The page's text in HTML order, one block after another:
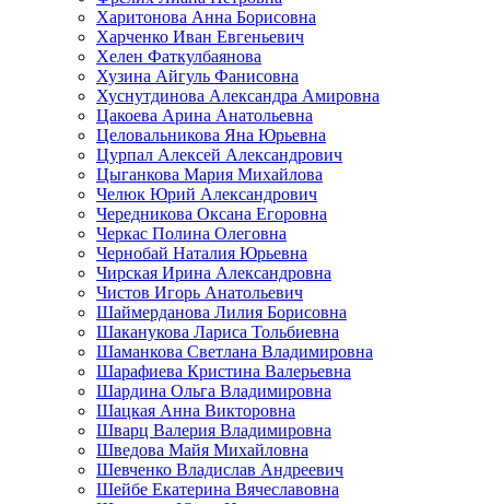
Харитонова Анна Борисовна
Харченко Иван Евгеньевич
Хелен Фаткулбаянова
Хузина Айгуль Фанисовна
Хуснутдинова Александра Амировна
Цакоева Арина Анатольевна
Целовальникова Яна Юрьевна
Цурпал Алексей Александрович
Цыганкова Мария Михайлова
Челюк Юрий Александрович
Чередникова Оксана Егоровна
Черкас Полина Олеговна
Чернобай Наталия Юрьевна
Чирская Ирина Александровна
Чистов Игорь Анатольевич
Шаймерданова Лилия Борисовна
Шаканукова Лариса Тольбиевна
Шаманкова Светлана Владимировна
Шарафиева Кристина Валерьевна
Шардина Ольга Владимировна
Шацкая Анна Викторовна
Шварц Валерия Владимировна
Шведова Майя Михайловна
Шевченко Владислав Андреевич
Шейбе Екатерина Вячеславовна